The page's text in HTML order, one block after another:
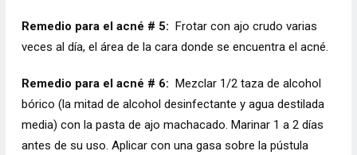
Remedio para el acné # 5: Frotar con ajo crudo varias
veces al día, el área de la cara donde se encuentra el acné.
Remedio para el acné # 6: Mezclar 1/2 taza de alcohol
bórico (la mitad de alcohol desinfectante y agua destilada
media) con la pasta de ajo machacado. Marinar 1 a 2 días
antes de su uso. Aplicar con una gasa sobre la pústula